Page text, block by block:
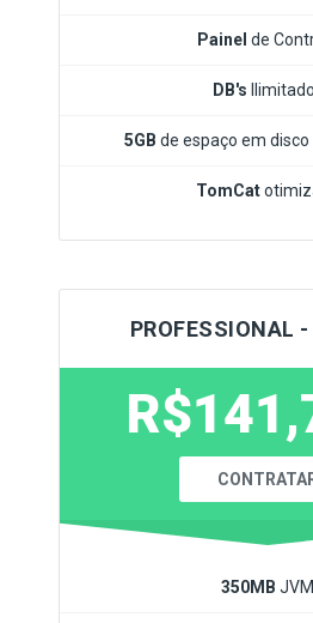
Painel de
DB's
5GB de espaço em
TomCat
PROFESSIONAL
350MB JVM